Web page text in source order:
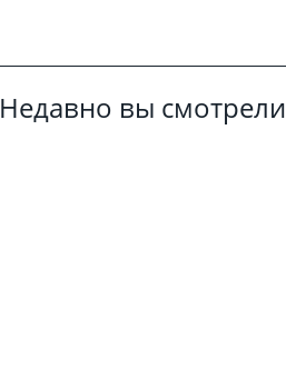
Недавно вы смотрели